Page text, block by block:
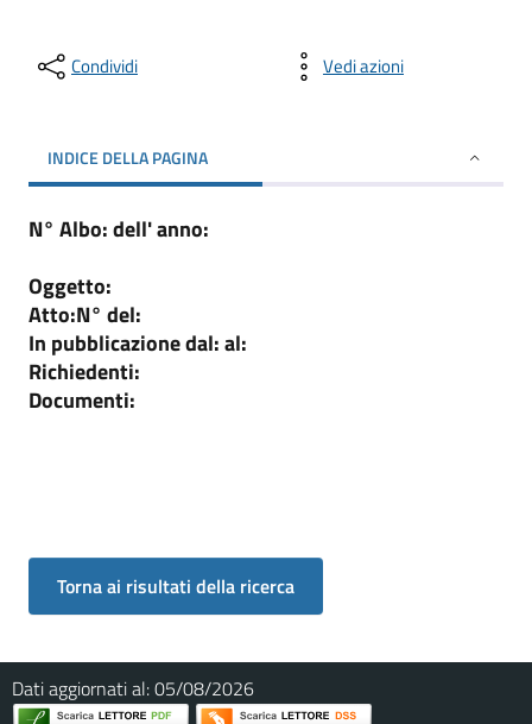
Condividi Vedi azioni
INDICE DELLA PAGINA
N° Albo:dell' anno:
Oggetto:
Atto:N° del:
In pubblicazione dal:al:
Richiedenti:
Documenti:
Dati aggiornati al:05/08/2026